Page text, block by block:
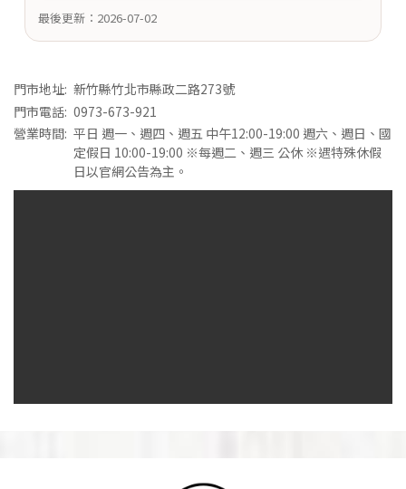
最後更新：2026-07-02
門市地址: 新竹縣竹北市縣政二路273號
門市電話: 0973-673-921
營業時間: 平日 週一、週四、週五 中午12:00-19:00 週六、週日、國
定假日 10:00-19:00 ※每週二、週三 公休 ※遇特殊休假
日以官網公告為主。